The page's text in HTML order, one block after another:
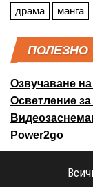
драма
манга
ПОЛЕЗНО
Озвучаване
Осветление
Power2go